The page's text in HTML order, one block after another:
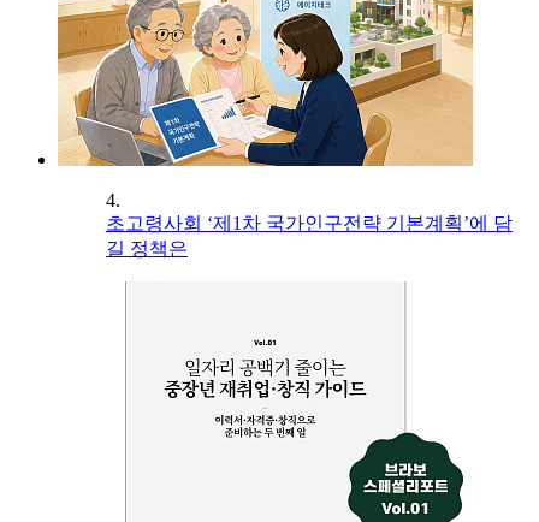
4.
초고령사회 ‘제1차 국가인구전략 기본계획’에 담
길 정책은